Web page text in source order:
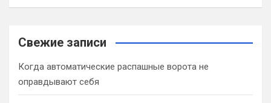
a
c
Свежие записи
Когда автоматические распашные ворота не
оправдывают себя